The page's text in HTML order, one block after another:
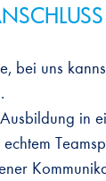
bei uns
in